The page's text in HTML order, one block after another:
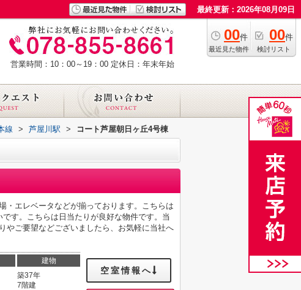
最終更新：2026年08月09日
00件
最近見た物件
00件
検討リスト
営業時間：10：00～19：00 定休日：年末年始
線 > 芦屋川駅 > コート芦屋朝日ヶ丘4号棟
・エレベータなどが揃っております。こちらは
す。こちらは日当たりが良好な物件です。当
やご要望などございましたら、お気軽に当社へ
建物
築37年
7階建
空室情報へ